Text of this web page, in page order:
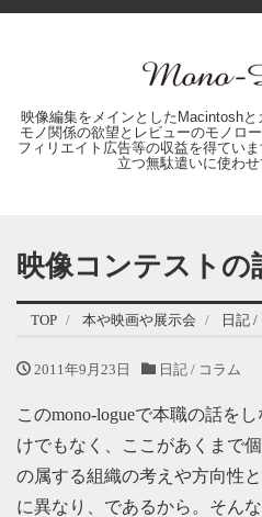
映像編集をメインとしたMacintoshと
モノ関係の欲望とレビューのモノ
フィリエイト広告等の収益を得てい
立つ無駄遣いに使わせ
映像コンテストの
TOP 本や映画や展示会 日記 /
2011年9月23日 日記 / コラム
このmono-logueで本職の話を
けでもなく、ここがあくまで
の属する組織の考えや方向性
に異なり、であるから。そん